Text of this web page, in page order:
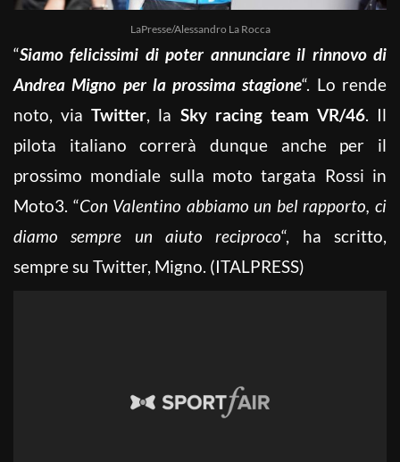
LaPresse/Alessandro La Rocca
“Siamo felicissimi di poter annunciare il rinnovo di
Andrea Migno per la prossima stagione“. Lo rende
noto, viaTwitter, la Sky racing team VR/46. Il
pilota italiano correrà dunque anche per il
prossimo mondiale sulla moto targata Rossi in
Moto3. “Con Valentino abbiamo un bel rapporto, ci
diamo sempre un aiuto reciproco“, ha scritto,
sempre su Twitter, Migno. (ITALPRESS)